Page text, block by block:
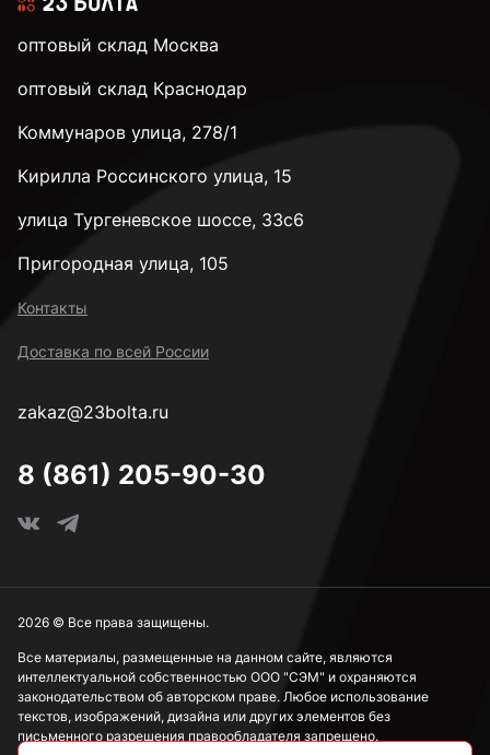
к.п. 10,9
к.п. 12,9
М3
М5
оптовый склад Москва
оптовый склад Краснодар
Коммунаров улица, 278/1
Кирилла Россинского улица, 15
улица Тургеневское шоссе, 33с6
Пригородная улица, 105
Контакты
Доставка по всей России
zakaz@23bolta.ru
8 (861) 205-90-30
Все материалы, размещенные на данном сайте, являются
интеллектуальной собственностью ООО "СЭМ" и охраняются
законодательством об авторском праве. Любое использование
текстов, изображений, дизайна или других элементов без
письменного разрешения правообладателя запрещено.
2026 © Все права защищены.